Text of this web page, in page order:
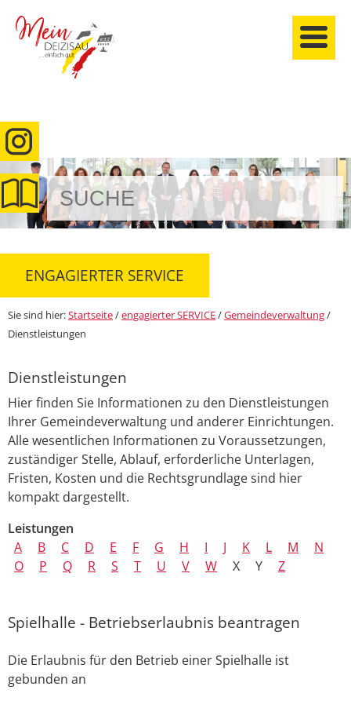
anmelden
ENGAGIERTER SERVICE
Sie sind hier:Startseite/engagierter SERVICE/Gemeindeverwaltung/
Dienstleistungen
Dienstleistungen
Hier finden Sie Informationen zu den Dienstleistungen
Ihrer Gemeindeverwaltung und anderer Einrichtungen.
Alle wesentlichen Informationen zu Voraussetzungen,
zuständiger Stelle, Ablauf, erforderliche Unterlagen,
Fristen, Kosten und die Rechtsgrundlage sind hier
kompakt dargestellt.
Leistungen
A
B C D E F G H I J K L M
N
O
P Q R S T U V W X Y Z
Spielhalle - Betriebserlaubnis beantragen
Die Erlaubnis für den Betrieb einer Spielhalle ist
gebunden an